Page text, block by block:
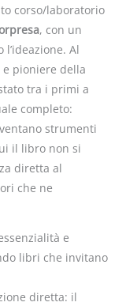
corso/laboratorio
, con un
Al
e pioniere della
tra i primi a
completo:
strumenti
il libro non si
diretta al
che ne
e
libri che invitano
diretta: il